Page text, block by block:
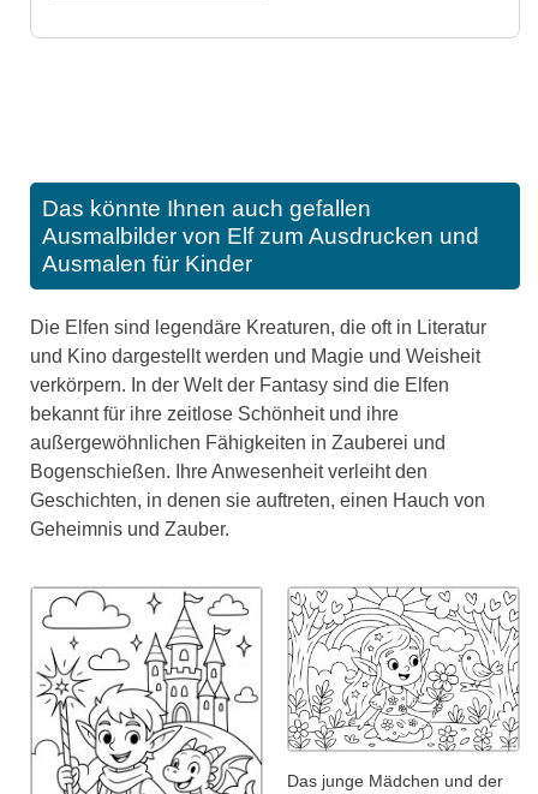
Das könnte Ihnen auch gefallen
Ausmalbilder von Elf zum Ausdrucken und
Ausmalen für Kinder
Die Elfen sind legendäre Kreaturen, die oft in Literatur
und Kino dargestellt werden und Magie und Weisheit
verkörpern. In der Welt der Fantasy sind die Elfen
bekannt für ihre zeitlose Schönheit und ihre
außergewöhnlichen Fähigkeiten in Zauberei und
Bogenschießen. Ihre Anwesenheit verleiht den
Geschichten, in denen sie auftreten, einen Hauch von
Geheimnis und Zauber.
Das junge Mädchen und der